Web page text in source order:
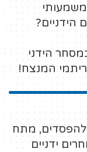
משמעותי
הידניים?
הידני
המנצח!
מתח
ידניים